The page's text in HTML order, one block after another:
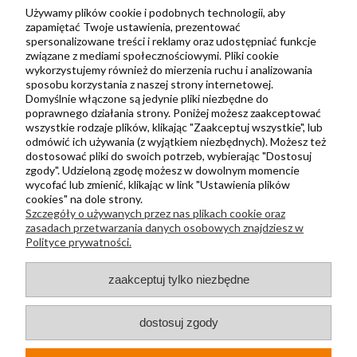
Zbieraj punkty za zakupy
Informacje
Kontakt
Regulamin
Polityka prywatności
Metody wysyłki i płatności
Płatności odroczone PayPo
Zwroty i reklamacje
Newsletter
sklep@kapak.pl
Używamy plików cookie i podobnych technologii, aby
zapamiętać Twoje ustawienia, prezentować
spersonalizowane treści i reklamy oraz udostępniać funkcje
związane z mediami społecznościowymi. Pliki cookie
wykorzystujemy również do mierzenia ruchu i analizowania
sposobu korzystania z naszej strony internetowej.
Domyślnie włączone są jedynie pliki niezbędne do
poprawnego działania strony. Poniżej możesz zaakceptować
wszystkie rodzaje plików, klikając "Zaakceptuj wszystkie", lub
odmówić ich używania (z wyjątkiem niezbędnych). Możesz też
dostosować pliki do swoich potrzeb, wybierając "Dostosuj
zgody". Udzieloną zgodę możesz w dowolnym momencie
wycofać lub zmienić, klikając w link "Ustawienia plików
cookies" na dole strony.
Szczegóły o używanych przez nas plikach cookie oraz
zasadach przetwarzania danych osobowych znajdziesz w
Polityce prywatności.
zaakceptuj tylko niezbędne
dostosuj zgody